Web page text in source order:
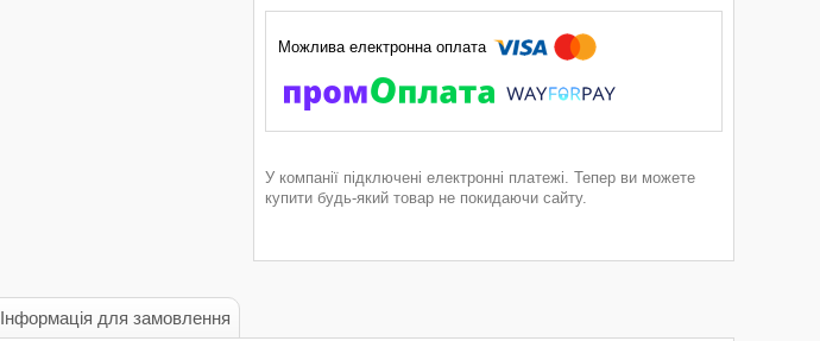
У компанії підключені електронні платежі. Тепер ви можете
купити будь-який товар не покидаючи сайту.
Інформація для замовлення